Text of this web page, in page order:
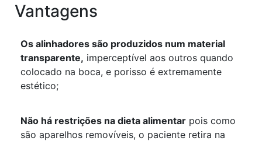
Vantagens
Os alinhadores são produzidos num material
transparente, imperceptível aos outros quando
colocado na boca, e porisso é extremamente
estético;
Não há restrições na dieta alimentar pois como
são aparelhos removíveis, o paciente retira na